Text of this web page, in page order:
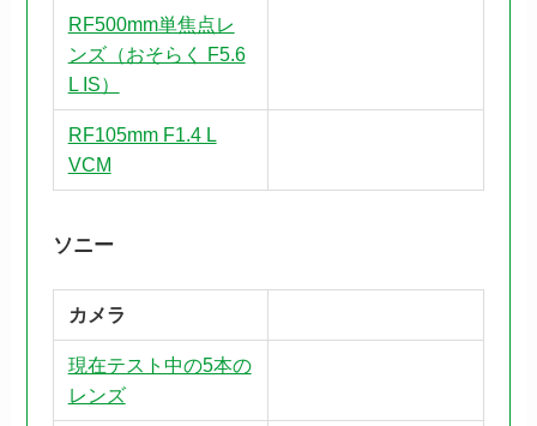
RF500mm単焦点レ
ンズ（おそらく F5.6
L IS）
RF105mm F1.4 L
VCM
ソニー
カメラ
現在テスト中の5本の
レンズ